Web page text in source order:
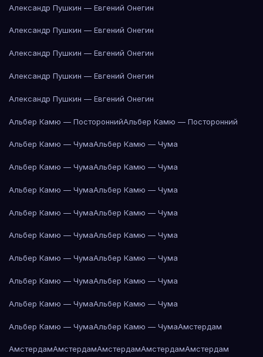
Александр Пушкин — Евгений Онегин
Александр Пушкин — Евгений Онегин
Александр Пушкин — Евгений Онегин
Александр Пушкин — Евгений Онегин
Александр Пушкин — Евгений Онегин
Альбер Камю — ПостороннийАльбер Камю — Посторонний
Альбер Камю — ЧумаАльбер Камю — Чума
Альбер Камю — ЧумаАльбер Камю — Чума
Альбер Камю — ЧумаАльбер Камю — Чума
Альбер Камю — ЧумаАльбер Камю — Чума
Альбер Камю — ЧумаАльбер Камю — Чума
Альбер Камю — ЧумаАльбер Камю — Чума
Альбер Камю — ЧумаАльбер Камю — Чума
Альбер Камю — ЧумаАльбер Камю — Чума
Альбер Камю — ЧумаАльбер Камю — ЧумаАмстердам
АмстердамАмстердамАмстердамАмстердамАмстердам